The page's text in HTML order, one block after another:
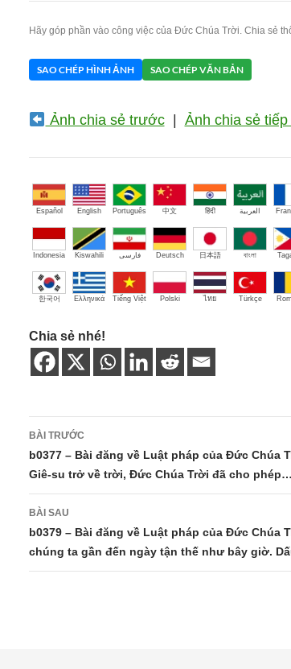
Hãy góp phần vào công việc của Đức Chúa Trời. Chia sẻ
SAO CHÉP HÌNH ẢNH SAO CHÉP VĂN BẢN
Ảnh chia sẻ trước| Ảnh chia sẻ tiếp
Español English Português 中文 हिंदी العربية
Indonesia Kiswahili فارسی Deutsch 日本語 বাংলা
한국어 Ελληνικά Tiếng Việt Polski ไทย Türkçe
Chia sẻ nhé!
Điều
hướng
bài
viết
BÀI TRƯỚC
b0377 – Bài đăng về Luật pháp của Đức Chúa
Giê-su trở về trời, Đức Chúa Trời đã cho phép…
BÀI SAU
b0379 – Bài đăng về Luật pháp của Đức Chúa
chúng ta gần đến ngày tận thế như bây giờ.